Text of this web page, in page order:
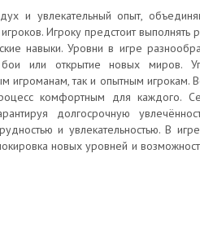
и увлекательный опыт,
Игроку предстоит выполнять
навыки. Уровни в игре
бои или открытие новых миров.
игроманам, так и опытным игрокам.
комфортным для каждого.
долгосрочную
и увлекательностью. В игре
новых уровней и